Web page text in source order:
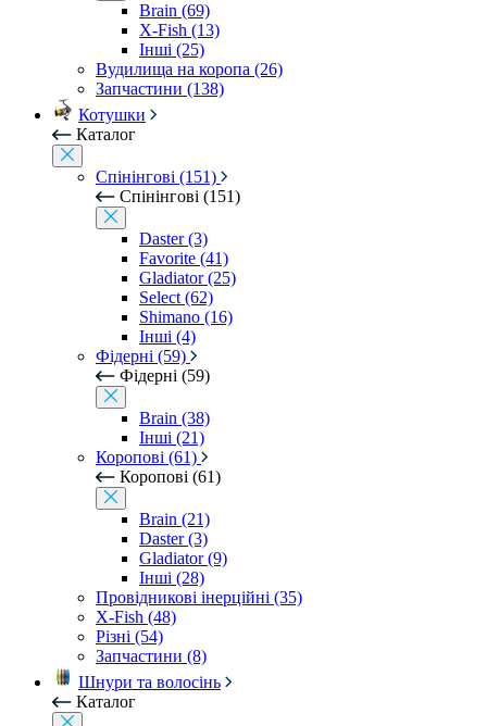
Brain (69)
X-Fish (13)
Інші (25)
Вудилища на коропа (26)
Запчастини (138)
Котушки
Каталог
Спінінгові (151)
Спінінгові (151)
Daster (3)
Favorite (41)
Gladiator (25)
Select (62)
Shimano (16)
Інші (4)
Фідерні (59)
Фідерні (59)
Brain (38)
Інші (21)
Коропові (61)
Коропові (61)
Brain (21)
Daster (3)
Gladiator (9)
Інші (28)
Провідникові інерційні (35)
X-Fish (48)
Різні (54)
Запчастини (8)
Шнури та волосінь
Каталог